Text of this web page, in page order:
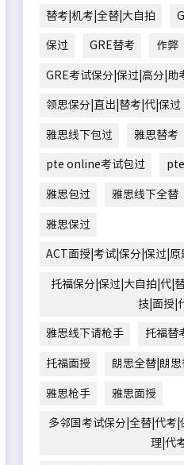
替考|机考|全替|大自拍
保过 GRE替考 作弊
GRE考试保分|保过|高分|助
领思保分|直出|替考|代|保过
雅思线下包过 雅思替考
pte online考试包过
雅思包过 雅思线下全替
雅思保过
ACT面授|考试|保分|保过|原
托福保分|保过|大自拍|代|
技|面授|
雅思线下请枪手 托福替
托福面授 朗思全替|朗
雅思枪手 雅思面授
多邻国考试保分|全替|代考
理|代